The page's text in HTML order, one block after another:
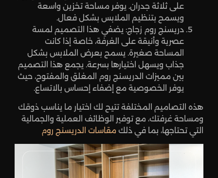
على ثلاثة جدران. يوفر مساحة تخزين واسعة
ويسمح بتنظيم الملابس بشكل فعال.
دريسنج روم زجاج: يضفي هذا التصميم لمسة
عصرية وأنيقة على الغرفة، خاصة إذا كانت
المساحة صغيرة. يسمح بعرض الملابس بشكل
جذاب ويسهل اختيارها بسرعة. يجمع هذا التصميم
بين مميزات الدريسنج روم المغلق والمفتوح، حيث
يوفر الخصوصية مع إضفاء إحساس بالاتساع.
هذه التصاميم المختلفة تتيح لك اختيار ما يناسب ذوقك
ومساحة غرفتك، مع توفير الوظائف العملية والجمالية
التي تحتاجها، بما في ذلك مقاسات الدريسنج روم